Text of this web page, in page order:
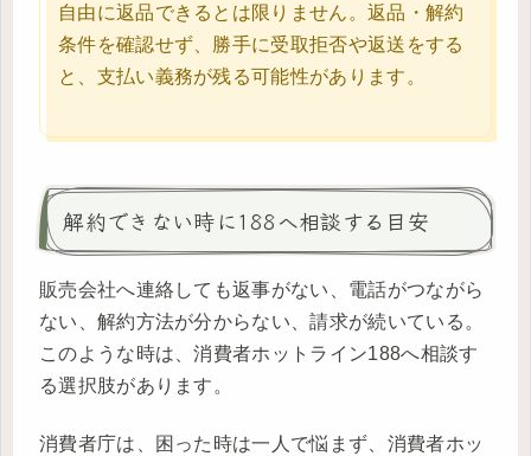
自由に返品できるとは限りません。返品・解約
条件を確認せず、勝手に受取拒否や返送をする
と、支払い義務が残る可能性があります。
解約できない時に188へ相談する目安
販売会社へ連絡しても返事がない、電話がつながら
ない、解約方法が分からない、請求が続いている。
このような時は、消費者ホットライン188へ相談す
る選択肢があります。
消費者庁は、困った時は一人で悩まず、消費者ホッ